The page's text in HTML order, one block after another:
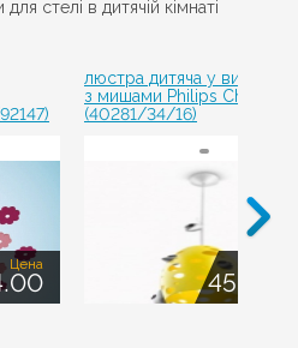
стелі в дитячій кімнаті
Цена
люстра дитяча у вигляді
з мишами Philips Cheezzz
(40281/34/16)